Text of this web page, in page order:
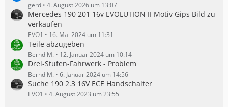
gerd 4. August 2026 um 13:07
Mercedes 190 201 16v EVOLUTION II Motiv Gips Bild zu
verkaufen
EVO1 16. Mai 2024 um 11:31
Teile abzugeben
Bernd M. 12. Januar 2024 um 10:14
Drei-Stufen-Fahrwerk - Problem
Bernd M. 6. Januar 2024 um 14:56
Suche 190 2.3 16V ECE Handschalter
EVO1 4. August 2023 um 23:55